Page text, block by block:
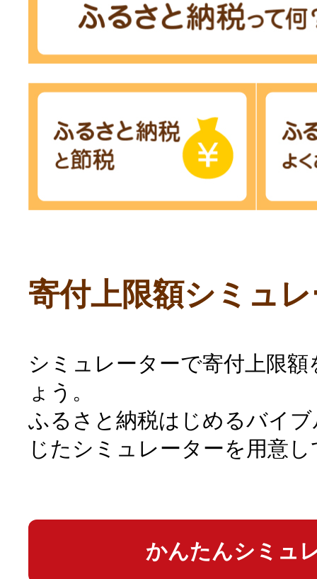
寄付上限額シミュ
シミュレーターで寄付上限
ょう。
ふるさと納税はじめるバイ
じたシミュレーターを用意
かんたんシミュ